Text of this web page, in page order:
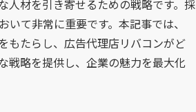
人材を引き寄せるための戦略です。採
て非常に重要です。本記事では、
もたらし、広告代理店リバコンがど
戦略を提供し、企業の魅力を最大化